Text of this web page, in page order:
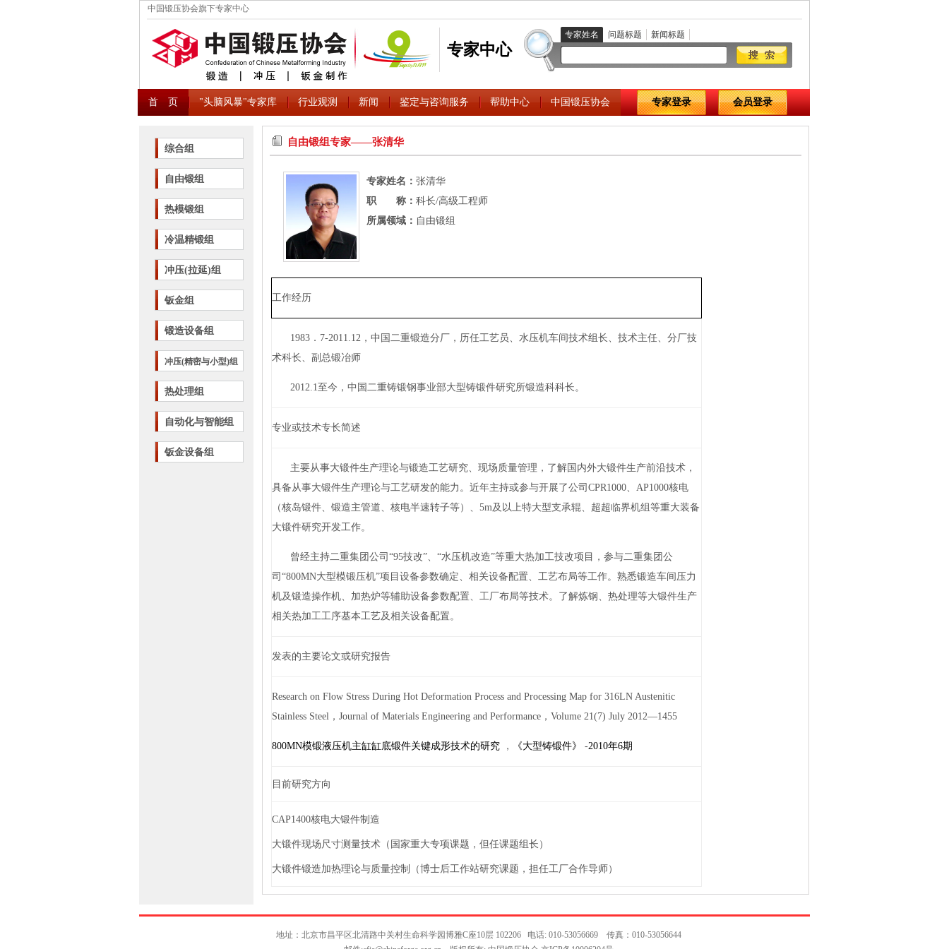
中国锻压协会旗下专家中心
专家中心
专家姓名 问题标题 新闻标题
首 页 "头脑风暴"专家库 行业观测 新闻 鉴定与咨询服务 帮助中心 中国锻压协会 专家登录 会员登录
综合组
自由锻组
热模锻组
冷温精锻组
冲压(拉延)组
钣金组
锻造设备组
冲压(精密与小型)组
热处理组
自动化与智能组
钣金设备组
自由锻组专家――张清华
专家姓名： 张清华
职 称： 科长/高级工程师
所属领域： 自由锻组
工作经历
1983 ． 7-2011.12 ，中国二重锻造分厂，历任工艺员、水压机车间技术组长、技术主任、分厂技
术科长、副总锻冶师
2012.1至今，中国二重铸锻钢事业部大型铸锻件研究所锻造科科长。
专业或技术专长简述
主要从事大锻件生产理论与锻造工艺研究、现场质量管理，了解国内外大锻件生产前沿技术，
具备从事大锻件生产理论与工艺研发的能力。近年主持或参与开展了公司CPR1000、AP1000核电
（核岛锻件、锻造主管道、核电半速转子等）、5m及以上特大型支承辊、超超临界机组等重大装备
大锻件研究开发工作。
曾经主持二重集团公司“95技改”、“水压机改造”等重大热加工技改项目，参与二重集团公
司“800MN大型模锻压机”项目设备参数确定、相关设备配置、工艺布局等工作。熟悉锻造车间压力
机及锻造操作机、加热炉等辅助设备参数配置、工厂布局等技术。了解炼钢、热处理等大锻件生产
相关热加工工序基本工艺及相关设备配置。
发表的主要论文或研究报告
Research on Flow Stress During Hot Deformation Process and Processing Map for 316LN Austenitic
Stainless Steel ，Journal of Materials Engineering and Performance ，Volume 21(7) July 2012—1455
800MN模锻液压机主缸缸底锻件关键成形技术的研究 ， 《大型铸锻件》 -2010年6期
目前研究方向
CAP1400核电大锻件制造
大锻件现场尺寸测量技术（国家重大专项课题，但任课题组长）
大锻件锻造加热理论与质量控制（博士后工作站研究课题，担任工厂合作导师）
地址：北京市昌平区北清路中关村生命科学园博雅C座10层 102206 电话: 010-53056669 传真：010-53056644